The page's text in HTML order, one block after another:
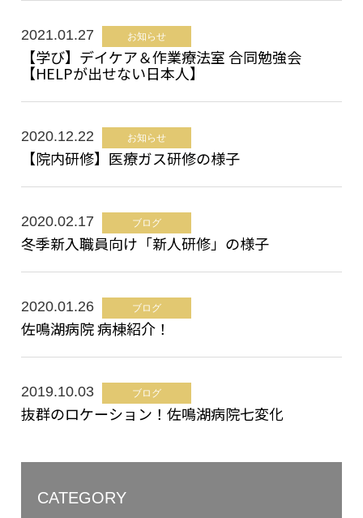
2021.01.27 お知らせ
【学び】デイケア＆作業療法室 合同勉強会
【HELPが出せない日本人】
2020.12.22 お知らせ
【院内研修】医療ガス研修の様子
2020.02.17 ブログ
冬季新入職員向け「新人研修」の様子
2020.01.26 ブログ
佐鳴湖病院 病棟紹介！
2019.10.03 ブログ
抜群のロケーション！佐鳴湖病院七変化
CATEGORY